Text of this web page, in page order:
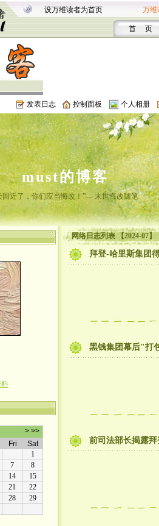
设万维读者为首页 万维
首 页
发表日志 控制面板 个人相册
must的博客
国近了，你们应当悔改！”— 末世悔改随笔
网络日志列表 【2024-07】
拜登-哈里斯集团
黑钱集团幕后"打
前司法部长揭露